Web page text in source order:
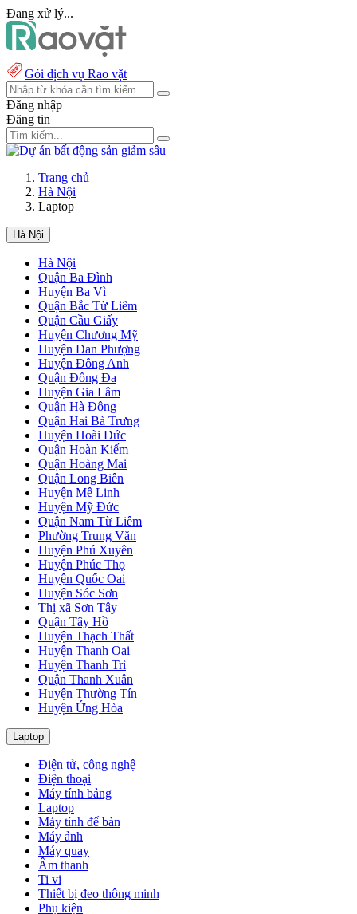
Đang xử lý...
Gói dịch vụ Rao vặt
Đăng nhập
Đăng tin
Trang chủ
Hà Nội
Laptop
Hà Nội
Hà Nội
Quận Ba Đình
Huyện Ba Vì
Quận Bắc Từ Liêm
Quận Cầu Giấy
Huyện Chương Mỹ
Huyện Đan Phượng
Huyện Đông Anh
Quận Đống Đa
Huyện Gia Lâm
Quận Hà Đông
Quận Hai Bà Trưng
Huyện Hoài Đức
Quận Hoàn Kiếm
Quận Hoàng Mai
Quận Long Biên
Huyện Mê Linh
Huyện Mỹ Đức
Quận Nam Từ Liêm
Phường Trung Văn
Huyện Phú Xuyên
Huyện Phúc Thọ
Huyện Quốc Oai
Huyện Sóc Sơn
Thị xã Sơn Tây
Quận Tây Hồ
Huyện Thạch Thất
Huyện Thanh Oai
Huyện Thanh Trì
Quận Thanh Xuân
Huyện Thường Tín
Huyện Ứng Hòa
Laptop
Điện tử, công nghệ
Điện thoại
Máy tính bảng
Laptop
Máy tính để bàn
Máy ảnh
Máy quay
Âm thanh
Ti vi
Thiết bị đeo thông minh
Phụ kiện